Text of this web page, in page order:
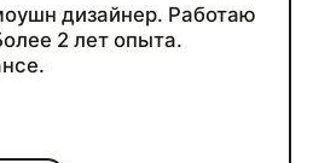
дизайнер. Работаю
2 лет опыта.